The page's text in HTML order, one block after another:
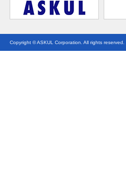
Copyright © ASKUL Corporation. All rights reserved.